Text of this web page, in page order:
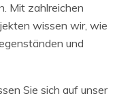
Mit zahlreichen
wissen wir, wie
und
Sie sich auf unser